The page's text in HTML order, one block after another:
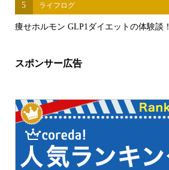
5 ライフログ
痩せホルモン GLP1ダイエットの体験談！
スポンサー広告